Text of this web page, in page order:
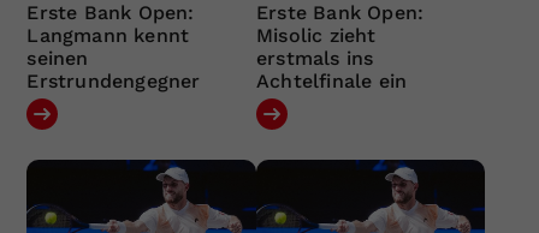
Erste Bank Open:
Langmann kennt
seinen
Erstrundengegner
Erste Bank Open:
Misolic zieht
erstmals ins
Achtelfinale ein